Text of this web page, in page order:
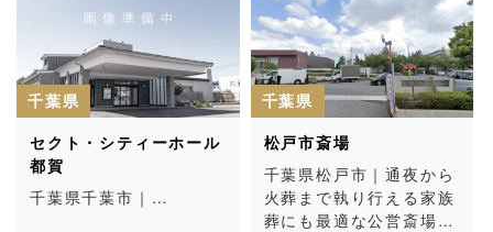
千葉県
セクト・シティーホール
都賀
千葉県千葉市｜…
千葉県
松戸市斎場
千葉県松戸市｜通夜から
火葬まで執り行える家族
葬にも最適な公営斎場…